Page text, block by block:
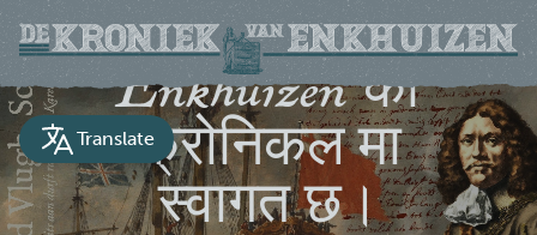
Translate
Enkhuizen को
क्रोनिकल मा
स्वागत छ।